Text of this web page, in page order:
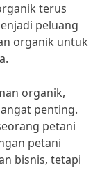
terus
peluang
organik untuk
organik,
penting.
petani
petani
bisnis, tetapi